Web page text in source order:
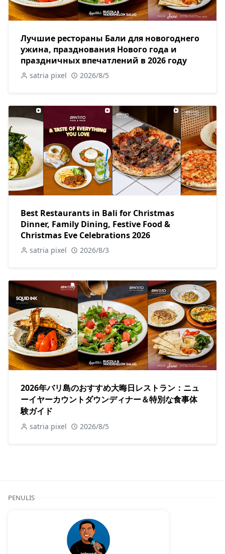
Лучшие рестораны Бали для новогоднего
ужина, празднования Нового года и
праздничных впечатлений в 2026 году
satria pixel 2026/8/5
Best Restaurants in Bali for Christmas
Dinner, Family Dining, Festive Food &
Christmas Eve Celebrations 2026
satria pixel 2026/8/3
2026年バリ島のおすすめ大晦日レストラン：ニュ
ーイヤーカウントダウンディナー＆特別な食事体
験ガイド
satria pixel 2026/8/5
PENULIS